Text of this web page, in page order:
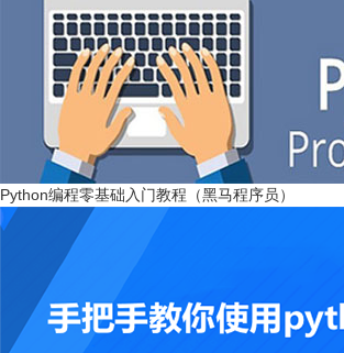
Python编程零基础入门教程（黑马程序员）